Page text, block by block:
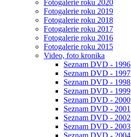
Fotogalerie roku 2020
Fotogalerie roku 2019
Fotogalerie roku 2018
Fotogalerie roku 2017
Fotogalerie roku 2016
Fotogalerie roku 2015
Video, foto kronika
Seznam DVD - 1996
Seznam DVD - 1997
Seznam DVD - 1998
Seznam DVD - 1999
Seznam DVD - 2000
Seznam DVD - 2001
Seznam DVD - 2002
Seznam DVD - 2003
Seznam DVD - 2004